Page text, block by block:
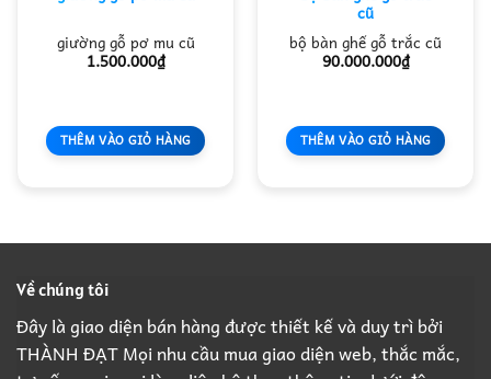
giường gỗ pơ mu cũ
1.500.000₫
THÊM VÀO GIỎ HÀNG
cũ
bộ bàn ghế gỗ trắc cũ
90.000.000₫
THÊM VÀO GIỎ HÀNG
Về chúng tôi
Đây là giao diện bán hàng được thiết kế và duy trì bởi
THÀNH ĐẠT Mọi nhu cầu mua giao diện web, thắc mắc,